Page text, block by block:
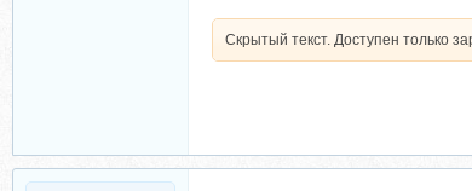
Скрытый текст. Доступен только